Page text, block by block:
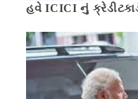
હવે ICICI નું